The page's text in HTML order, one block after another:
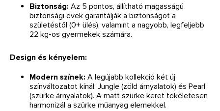
Biztonság: Az 5 pontos, állítható magasságú
biztonsági övek garantálják a biztonságot a
születéstől (0+ ülés), valamint a nagyobb, legfeljebb
22 kg-os gyermekek számára.
Design és kényelem:
Modern színek: A legújabb kollekció két új
színváltozatot kínál: Jungle (zöld árnyalatok) és Pearl
(szürke árnyalatok). A matt szürke keret tökéletesen
harmonizál a szürke műanyag elemekkel.